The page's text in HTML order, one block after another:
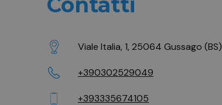
Viale Italia, 1, 25064 Gussago (BS)
+390302529049
+393335674105